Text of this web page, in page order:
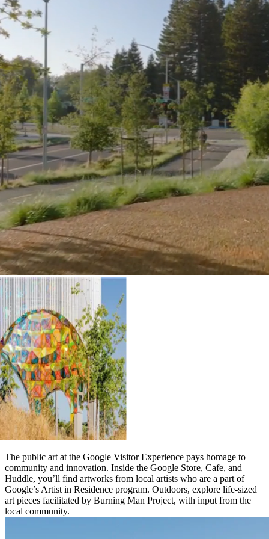
The public art at the Google Visitor Experience pays homage to
community and innovation. Inside the Google Store, Cafe, and
Huddle, you’ll find artworks from local artists who are a part of
Google’s Artist in Residence program. Outdoors, explore life-sized
art pieces facilitated by Burning Man Project, with input from the
local community.